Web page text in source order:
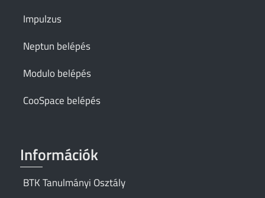
Impulzus
Neptun belépés
Modulo belépés
CooSpace belépés
Információk
BTK Tanulmányi Osztály